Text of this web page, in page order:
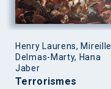
Henry Laurens, Mireille
Delmas-Marty, Hana
Jaber
Terrorismes